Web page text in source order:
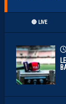
🔴 LIVE